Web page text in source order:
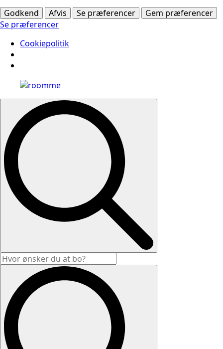
Godkend
Afvis Se præferencer
Gem præferencer
Se præferencer
Cookiepolitik
Search